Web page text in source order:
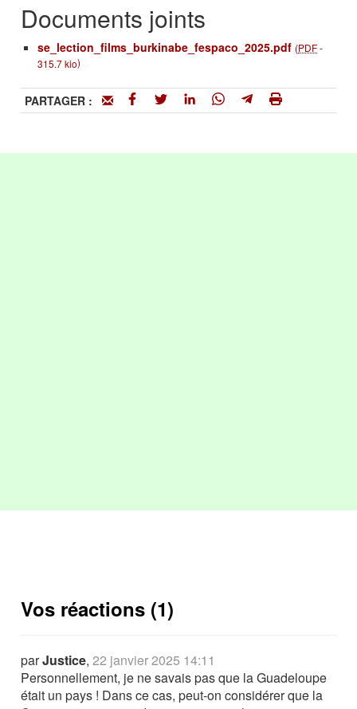
Documents joints
se_lection_films_burkinabe_fespaco_2025.pdf (PDF-
315.7 kio)
PARTAGER :
Vos réactions (1)
parJustice,22 janvier 2025 14:11
Personnellement, je ne savais pas que la Guadeloupe
était un pays ! Dans ce cas, peut-on considérer que la